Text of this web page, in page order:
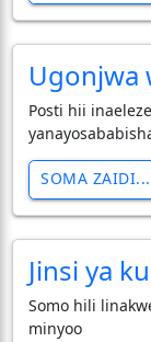
Ugonjwa
Posti hii
SOMA ZAIDI...
Jinsi ya
Somo hili
minyoo